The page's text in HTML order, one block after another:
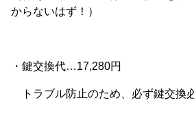
からないはず！）
・鍵交換代…17,280円
トラブル防止のため、必ず鍵交換